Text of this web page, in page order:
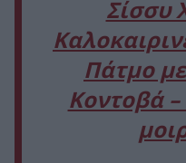
Σίσσυ
Πάτμο
Κοντοβά –